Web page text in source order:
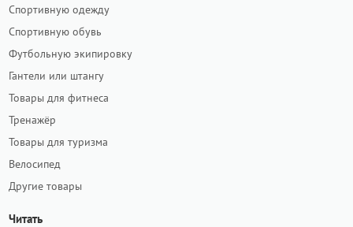
Спортивную одежду
Спортивную обувь
Футбольную экипировку
Гантели или штангу
Товары для фитнеса
Тренажёр
Товары для туризма
Велосипед
Другие товары
Читать